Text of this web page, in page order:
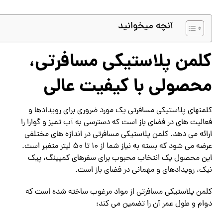
آنچه میخوانید
کلمن پلاستیکی مسافرتی،
محصولی با کیفیت عالی
کلمنهای پلاستیکی مسافرتی یک مورد ضروری برای رویدادها و
فعالیت های در فضای باز است که دسترسی به آب تمیز و گوارا را
ارائه می دهد. کلمن پلاستیکی مسافرتی در اندازه های مختلفی
عرضه می شود که بسته به نیاز شما از 10 تا 50 لیتر متغیر است.
این محصول یک انتخاب محبوب برای سفرهای کمپینگ، پیک
نیک، رویدادهای و مهمانی در فضای باز است.
کلمن پلاستیکی مسافرتی از مواد مرغوب ساخته شده است که
دوام و طول عمر آن را تضمین می کند: